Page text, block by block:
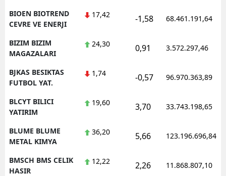
BIOEN BIOTREND
CEVRE VE ENERJI
17,42 -1,58 68.461.191,64
BIZIM BIZIM
MAGAZALARI
24,30 0,91 3.572.297,46
BJKAS BESIKTAS
FUTBOL YAT.
1,74 -0,57 96.970.363,89
BLCYT BILICI
YATIRIM
19,60 3,70 33.743.198,65
BLUME BLUME
METAL KIMYA
36,20 5,66 123.196.696,84
BMSCH BMS CELIK
HASIR
12,22 2,26 11.868.807,10